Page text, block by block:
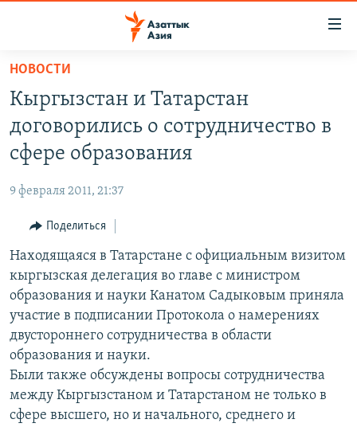
Вернуться
основному
содержанию
Вернутся
главной
навигации
Вернутся
поиску
КАЗАХСТАН
КЫРГЫЗСТАН
ТАДЖИКИСТАН
НОВОСТИ
ВОЙНА В УКРАИНЕ
ҚАЗАҚША
КЫРГЫЗЧА
ЎЗБЕКЧА
ТОҶИКӢ
TÜRKMENÇE
Все сайты РСЕ/РС
НОВОСТИ
Кыргызстан и Татарстан
договорились о сотрудничество в
сфере образования
9 февраля 2011, 21:37
Поделиться
Находящаяся в Татарстане с официальным визитом
кыргызская делегация во главе с министром
образования и науки Канатом Садыковым приняла
участие в подписании Протокола о намерениях
двустороннего сотрудничества в области
образования и науки.
Были также обсуждены вопросы сотрудничества
между Кыргызстаном и Татарстаном не только в
сфере высшего, но и начального, среднего и